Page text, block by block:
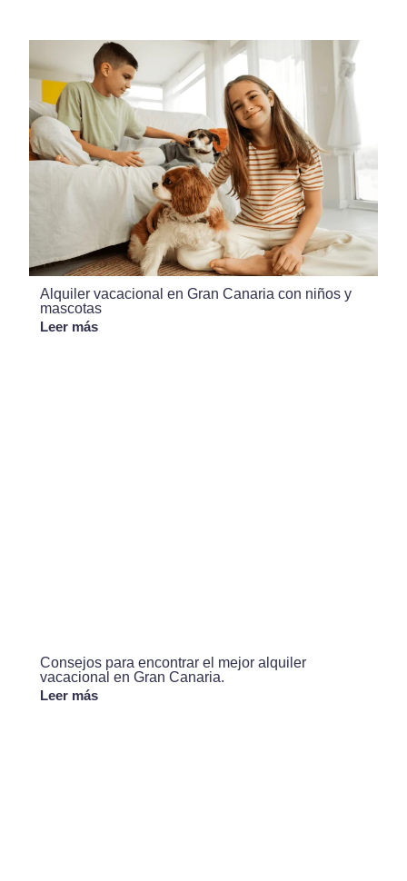
Alquiler vacacional en Gran Canaria con niños y
mascotas
Leer más
Consejos para encontrar el mejor alquiler
vacacional en Gran Canaria.
Leer más